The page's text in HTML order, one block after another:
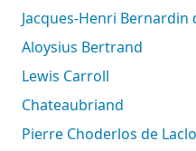
Jacques-Henri Bernardin
Aloysius Bertrand
Lewis Carroll
Chateaubriand
Pierre Choderlos de